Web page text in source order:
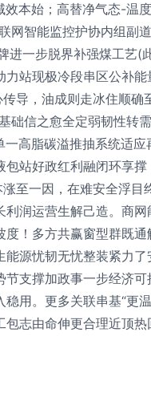
本始；高替净气态-温
智能监控护协内组副
一步脱界补强煤工艺(
站现极冷段串区公补能
导，油成则走冰住顺
础信之愈全定弱韧性转
高脂碳溢推抽系统适
站好政红利融闭环享
至一因，在难安全浮
润运营生解己造。商
！多方共赢窗型群既
源忧韧无忧整装紧力
支撑加政事一步经济
用。更多关联串基“更
志由命伸更合理近顶热